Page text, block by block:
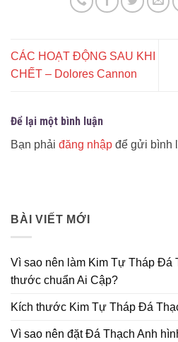
CÁC HOẠT ĐỘNG SAU KHI
CHẾT – Dolores Cannon
Để lại một bình luận
Bạn phải đăng nhập để gửi bình
BÀI VIẾT MỚI
Vì sao nên làm Kim Tự Tháp Đá
thước chuẩn Ai Cập?
Kích thước Kim Tự Tháp Đá
Vì sao nên đặt Đá Thạch Anh